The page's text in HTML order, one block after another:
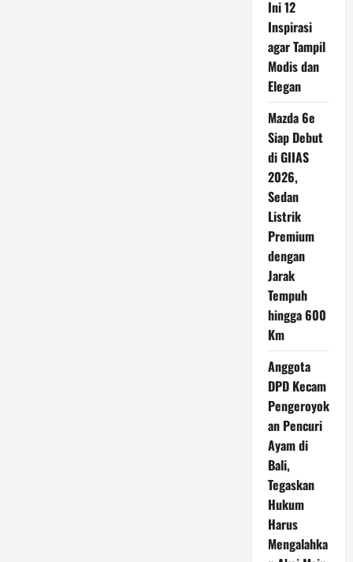
Ini 12
Inspirasi
agar Tampil
Modis dan
Elegan
Mazda 6e
Siap Debut
di GIIAS
2026,
Sedan
Listrik
Premium
dengan
Jarak
Tempuh
hingga 600
Km
Anggota
DPD Kecam
Pengeroyok
an Pencuri
Ayam di
Bali,
Tegaskan
Hukum
Harus
Mengalahka